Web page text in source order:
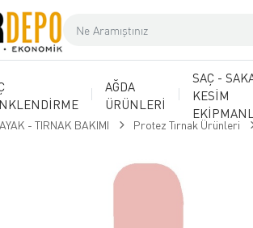
AĞDA
ÜRÜNLERİ
SAÇ -
KESİM
- TIRNAK BAKIMI Protez Tırnak Ürünleri